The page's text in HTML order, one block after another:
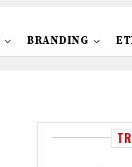
BRANDING